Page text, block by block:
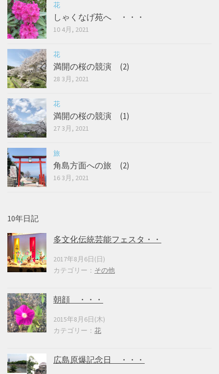
花
しゃくなげ苑へ ・・・
10 4月, 2021
花
満開の桜の競演 (2)
28 3月, 2021
花
満開の桜の競演 (1)
27 3月, 2021
旅
角島方面への旅 (2)
16 3月, 2021
10年日記
多文化伝統芸能フェスタ・・
2017年8月6日(日)
カテゴリー： その他
朝顔 ・・・
2015年8月6日(木)
カテゴリー： 花
広島原爆記念日 ・・・